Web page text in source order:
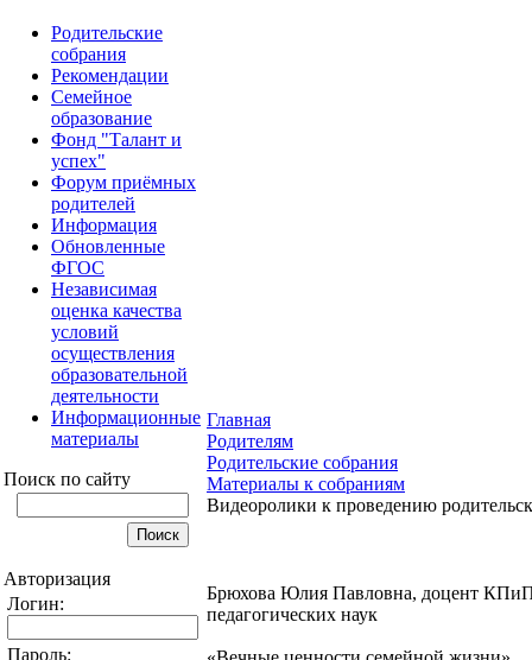
Родительские
собрания
Рекомендации
Семейное
образование
Фонд "Талант и
успех"
Форум приёмных
родителей
Информация
Обновленные
ФГОС
Независимая
оценка качества
условий
осуществления
образовательной
деятельности
Информационные
материалы
Поиск по сайту
Авторизация
Логин:
Пароль:
Главная
Родителям
Родительские собрания
Материалы к собраниям
Видеоролики к проведению
Брюхова Юлия Павловна, доцент
педагогических наук